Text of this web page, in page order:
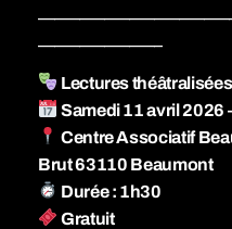
Lectures
Samedi 11 avril 2026
Centre Associatif
Brut 63110 Beaumont
Durée : 1h30
Gratuit